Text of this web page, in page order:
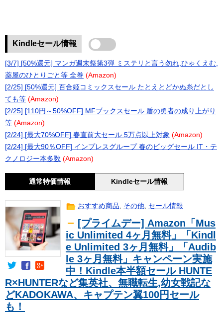
Kindleセール情報
[3/7] [50%還元] マンガ週末祭第3弾 ミステリと言う勿れ,ひゃくえむ,
薬屋のひとりごと等 全巻 (Amazon)
[2/25] [50%還元] 百合姫コミックスセール たとえとどかぬ糸だとし
ても等 (Amazon)
[2/25] [110円～50%OFF] MFブックスセール 盾の勇者の成り上がり
等 (Amazon)
[2/24] [最大70%OFF] 春直前大セール 5万点以上対象 (Amazon)
[2/24] [最大90％OFF] インプレスグループ 春のビッグセール IT・テ
クノロジー本多数 (Amazon)
通常特価情報 Kindleセール情報
おすすめ商品, その他, セール情報
[プライムデー] Amazon「Mus
ic Unlimited 4ヶ月無料」「Kindl
e Unlimited 3ヶ月無料」「Audib
le 3ヶ月無料」キャンペーン実施
中！Kindle本半額セール HUNTE
R×HUNTERなど集英社、無職転生,幼女戦記な
どKADOKAWA、キャプテン翼100円セール
も！